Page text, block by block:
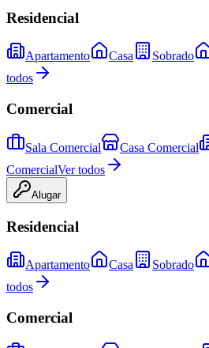
Residencial
Apartamento Casa Sobrado
todos
Comercial
Sala Comercial Casa Comercial
ComercialVer todos
Alugar
Residencial
Apartamento Casa Sobrado
todos
Comercial